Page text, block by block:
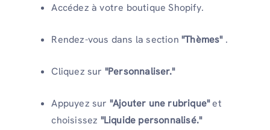
Accédez à votre boutique Shopify.
Rendez-vous dans la section "Thèmes".
Cliquez sur "Personnaliser."
Appuyez sur "Ajouter une rubrique"et
choisissez "Liquide personnalisé."